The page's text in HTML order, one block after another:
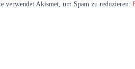
verwendet Akismet, um Spam zu reduzieren.